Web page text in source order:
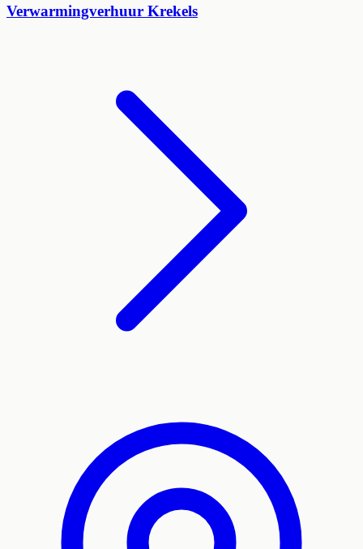
Verwarmingverhuur Krekels